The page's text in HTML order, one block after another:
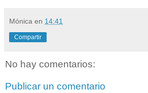
Mónica en 14:41
Compartir
No hay comentarios:
Publicar un comentario